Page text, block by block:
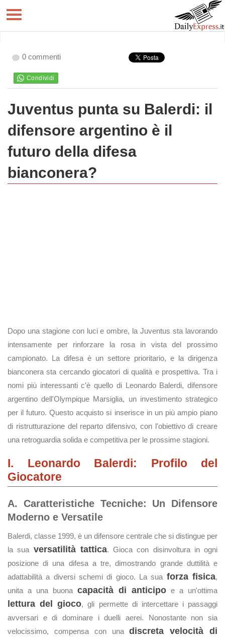
0 commenti
Juventus punta su Balerdi: il
difensore argentino è il
futuro della difesa
bianconera?
Dopo una stagione con luci e ombre, la Juventus sta lavorando
intensamente per rinforzare la rosa in vista del prossimo
campionato. La difesa è un settore prioritario, e la dirigenza
bianconera sta cercando giocatori di qualità e prospettiva. Tra i
nomi più interessanti c'è quello di Leonardo Balerdi, difensore
argentino dell'Olympique Marsiglia, un investimento strategico
per il futuro. Questo acquisto si inserisce in un più ampio piano
di ristrutturazione del reparto difensivo, con l'obiettivo di creare
una retroguardia solida e competitiva per le prossime stagioni.
I. Leonardo Balerdi: Profilo del
Giocatore
A. Caratteristiche Tecniche: Un Difensore
Moderno e Versatile
Balerdi, classe 1999, è un difensore centrale che si distingue per
la sua versatilità tattica. Gioca con disinvoltura in ogni
posizione di una difesa a tre, dimostrando grande duttilità e
adattabilità a diversi schemi di gioco. La sua forza fisica,
unita a una buona capacità di anticipo e a un'ottima
lettura del gioco, gli permette di intercettare i passaggi
avversari e di dominare i duelli aerei. Nonostante non sia
velocissimo, compensa con unadiscreta velocità di